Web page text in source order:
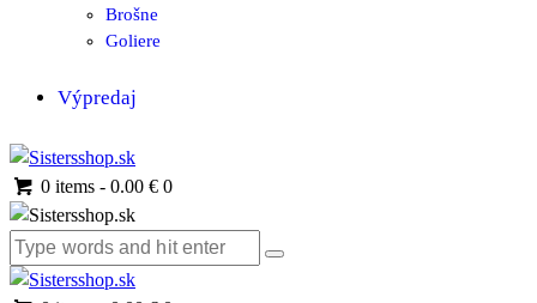
Brošne
Goliere
Výpredaj
0 items - 0.00 € 0